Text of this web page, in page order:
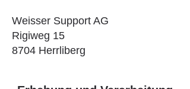
Weisser Support AG
Rigiweg 15
8704 Herrliberg